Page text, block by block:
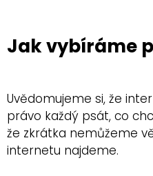
Jak vybíráme
Uvědomujeme si, že
právo každý psát, co
že zkrátka nemůžeme
internetu najdeme.